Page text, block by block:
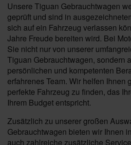
Unsere Tiguan Gebrauchtwagen
geprüft und sind in
sich auf ein Fahrzeug verlassen
Jahre Freude bereiten wird. Bei
Sie nicht nur von unserer
Tiguan Gebrauchtwagen, sondern
persönlichen und kompetenten
erfahrenes Team. Wir helfen Ihnen
perfekte Fahrzeug zu finden, das
Ihrem Budget entspricht.
Zusätzlich zu unserer großen
Gebrauchtwagen bieten wir Ihnen
auch zahlreiche zusätzliche